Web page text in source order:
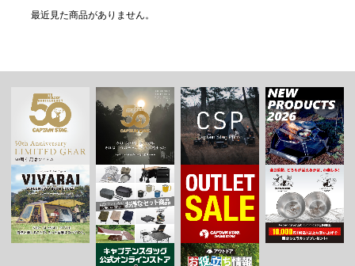
最近見た商品がありません。